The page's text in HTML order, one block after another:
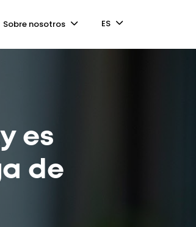
Sobre nosotros ES
es
de